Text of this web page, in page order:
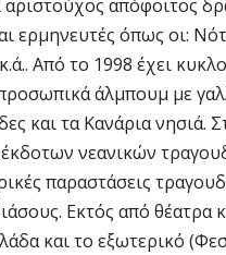
αριστούχος απόφοιτος
ερμηνευτές όπως οι:
Από το 1998 έχει
άλμπουμ με
και τα Κανάρια
νεανικών
παραστάσεις
Εκτός από θέατρα
και το εξωτερικό